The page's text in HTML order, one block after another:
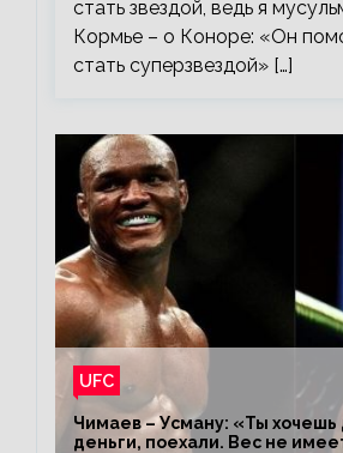
стать звездой, ведь я
Кормье – о Коноре: «Он
стать суперзвездой» […]
UFC
Чимаев – Усману: «Ты хочешь
деньги, поехали. Вес не